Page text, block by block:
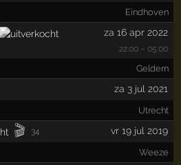
Eindhoven
za 16 apr 2022
22:00 – 05:00
Geldern
za 3 jul 2021
Utrecht
🎬 34 vr 19 jul 2019
Weeze